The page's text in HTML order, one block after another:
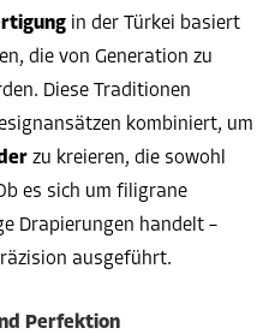
in der Türkei basiert
die von Generation zu
Diese Traditionen
kombiniert, um
zu kreieren, die sowohl
es sich um filigrane
Drapierungen handelt –
ausgeführt.
Perfektion